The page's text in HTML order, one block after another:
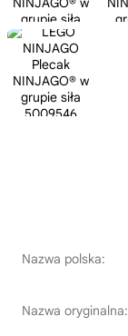
Nazwa polska:
Nazwa oryginalna: